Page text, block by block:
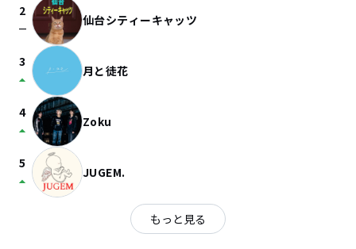
2
check_indeterminate_small 仙台シティーキャッツ
3
arrow_drop_up 月と徒花
4
arrow_drop_up Zoku
5
arrow_drop_up JUGEM.
もっと見る